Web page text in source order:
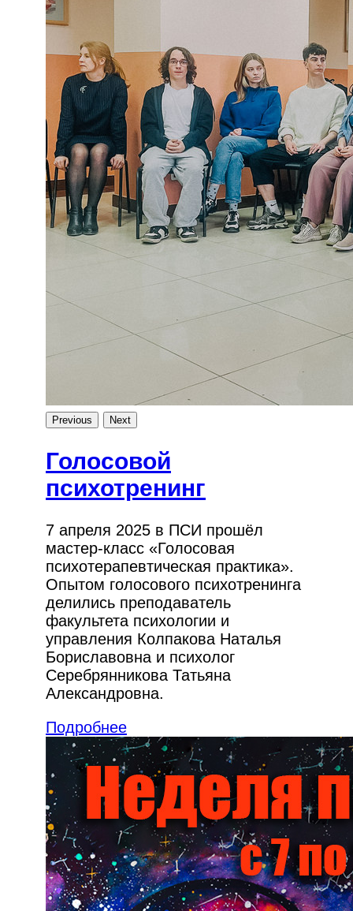
Previous Next
Голосовой
психотренинг
7 апреля 2025 в ПСИ прошёл
мастер-класс «Голосовая
психотерапевтическая практика».
Опытом голосового психотренинга
делились преподаватель
факультета психологии и
управления Колпакова Наталья
Бориславовна и психолог
Серебрянникова Татьяна
Александровна.
Подробнее